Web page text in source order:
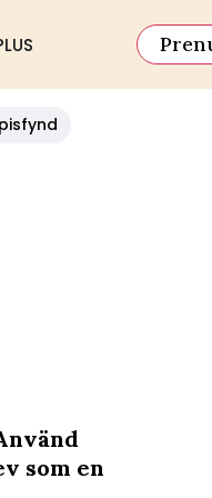
som en